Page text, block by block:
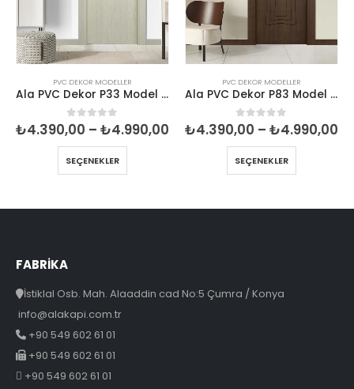
Fiyat
aralığı:
₺4.390,00
₺4.990,00
PVC DEKOR MODELLER
Ala PVC Dekor P33 Model İç Oda Kapısı
05 üzerinden
₺4.390,00 – ₺4.990,00 Fiyat
aralığı:
₺4.390,00
₺4.990,00
SEÇENEKLER
PVC DEKOR MODELLER
Ala PVC Dekor P83 Model İç Oda Kapısı
05 üzerinden
₺4.390,00 – ₺4.990,00
SEÇENEKLER
FABRİKA
İstiklal Osb. Mah. Alaaddin cad No:5 Çumra / Konya
info@alakapi.com.tr
+90 549 602 61 01
+90 549 602 61 01
+90 549 602 61 01